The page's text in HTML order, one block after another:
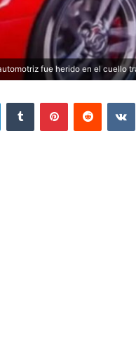
fue herido en el cuello
LinkedInTumblr PinterestReddit